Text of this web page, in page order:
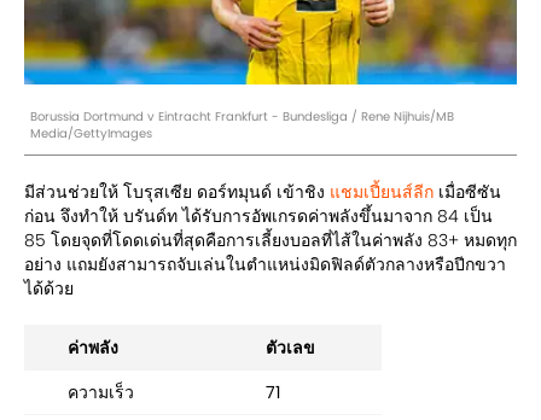
Borussia Dortmund v Eintracht Frankfurt - Bundesliga / Rene Nijhuis/MB
Media/GettyImages
มีส่วนช่วยให้ โบรุสเซีย ดอร์ทมุนด์ เข้าชิง แชมเปี้ยนส์ลีก เมื่อซีซัน
ก่อน จึงทำให้ บรันด์ท ได้รับการอัพเกรดค่าพลังขึ้นมาจาก 84 เป็น
85 โดยจุดที่โดดเด่นที่สุดคือการเลี้ยงบอลที่ไส้ในค่าพลัง 83+ หมดทุก
อย่าง แถมยังสามารถจับเล่นในตำแหน่งมิดฟิลด์ตัวกลางหรือปีกขวา
ได้ด้วย
ค่าพลัง
ตัวเลข
ความเร็ว
71